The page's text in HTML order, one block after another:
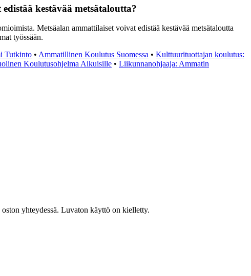
kestävää metsätaloutta?
Metsäalan ammattilaiset voivat edistää kestävää metsätaloutta
työssään.
Tutkinto • Ammatillinen Koulutus Suomessa • Kulttuurituottajan koulutus:
Koulutusohjelma Aikuisille • Liikunnanohjaaja: Ammatin
yhteydessä. Luvaton käyttö on kielletty.